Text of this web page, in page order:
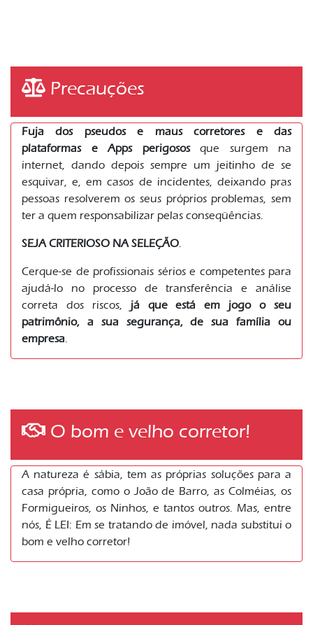
Precauções
Fuja dos pseudos e maus corretores e das
plataformas e Apps perigososque surgem na
internet, dando depois sempre um jeitinho de se
esquivar, e, em casos de incidentes, deixando pras
pessoas resolverem os seus próprios problemas, sem
ter a quem responsabilizar pelas conseqüências.
SEJA CRITERIOSO NA SELEÇÃO.
Cerque-se de profissionais sérios e competentes para
ajudá-lo no processo de transferência e análise
correta dos riscos, já que está em jogo o seu
patrimônio, a sua segurança, de sua família ou
empresa.
O bom e velho corretor!
A natureza é sábia, tem as próprias soluções para a
casa própria, como o João de Barro, as Colméias, os
Formigueiros, os Ninhos, e tantos outros. Mas, entre
nós, É LEI: Em se tratando de imóvel, nada substitui o
bom e velho corretor!